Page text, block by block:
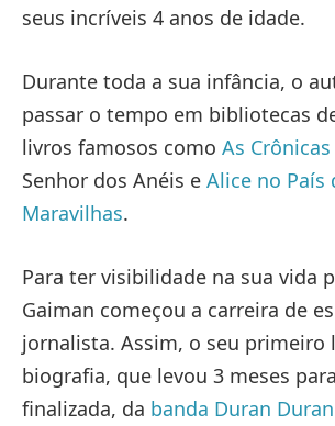
seus incríveis 4 anos de idade.
Durante toda a sua infância, o
passar o tempo em bibliotecas
livros famosos como As
Senhor dos Anéis e Alice no País
Maravilhas.
Para ter visibilidade na sua vida
Gaiman começou a carreira de
jornalista. Assim, o seu primeiro
biografia, que levou 3 meses
finalizada, da banda Duran Duran